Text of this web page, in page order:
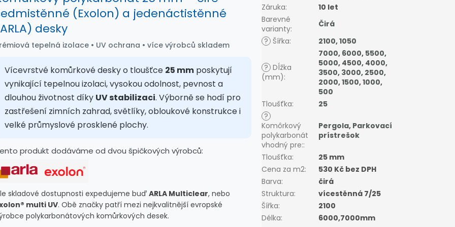
(Exolon) a jedenáctistěnné
desky
tepelná izolace • UV ochrana • více výrobců skladem
Vícevrstvé komůrkové desky o tloušťce 25 mm poskytují
vynikající tepelnou izolaci, vysokou odolnost, pevnost a
dlouhou životnost díky UV stabilizaci. Výborně se hodí pro
zastřešení zimních zahrad, světlíky, obloukové konstrukce i
velké průmyslové prosklené plochy.
produkt dodáváme od dvou špičkových výrobců:
skladové dostupnosti expedujeme buď ARLA Multiclear, nebo
multi UV. Obě značky patří mezi nejkvalitnější evropské
polykarbonátových komůrkových desek.
Záruka:
10 let
Barevné
varianty:
Čirá
? Šířka: 2100,1050
? Dĺžka
(mm):
7000, 6000, 5500,
5000, 4500, 4000,
3500, 3000, 2500,
2000,1500,1000,
500
Tloušťka:
25
?
Komôrkový
polykarbonát
vhodný pre::
Pergola, Parkovací
prístrešok
Tloušťka:
25 mm
Cena za m2:
530 Kč bez DPH
Barva:
čirá
Struktura:
vícestěnná 7/25
Šířka:
2100
Délka: 6000,7000mm